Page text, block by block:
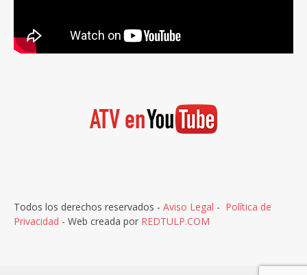
Todos los derechos reservados - Aviso Legal - Política de
Privacidad - Web creada por REDTULP.COM